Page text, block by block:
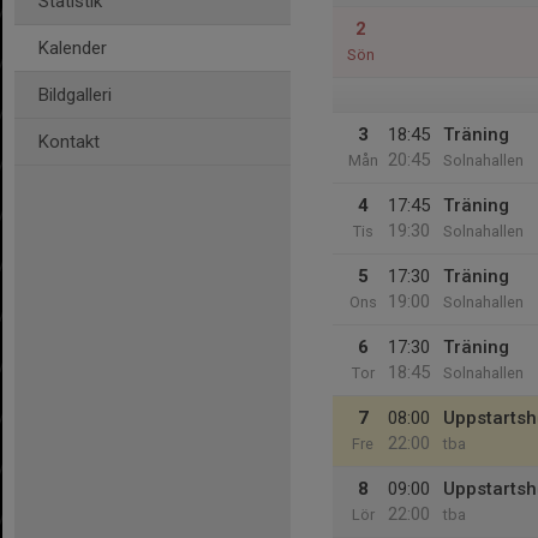
Kalender
Bildgalleri
Kontakt
2
Sön
3
Mån
18:45
20:45
Träning
Solnahallen
4
Tis
17:45
19:30
Träning
Solnahallen
5
Ons
17:30
19:00
Träning
Solnahallen
6
Tor
17:30
18:45
Träning
Solnahallen
7
Fre
08:00
22:00
tba
8
Lör
09:00
22:00
tba